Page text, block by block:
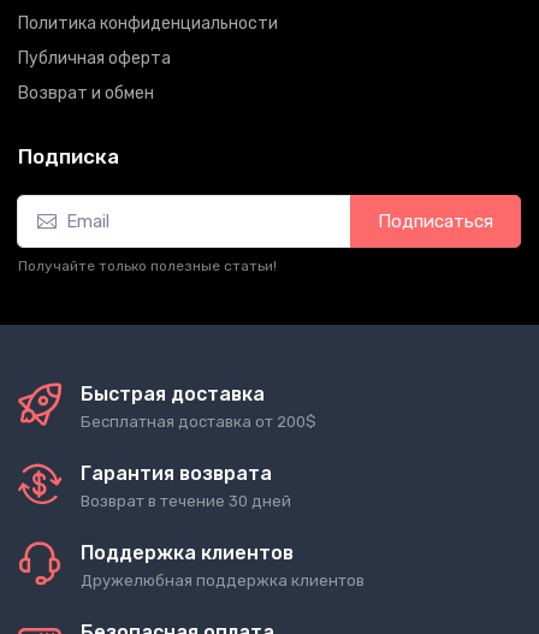
Политика конфиденциальности
Публичная оферта
Возврат и обмен
Подписка
Подписаться
Получайте только полезные статьи!
Быстрая доставка
Бесплатная доставка от 200$
Гарантия возврата
Возврат в течение 30 дней
Поддержка клиентов
Дружелюбная поддержка клиентов